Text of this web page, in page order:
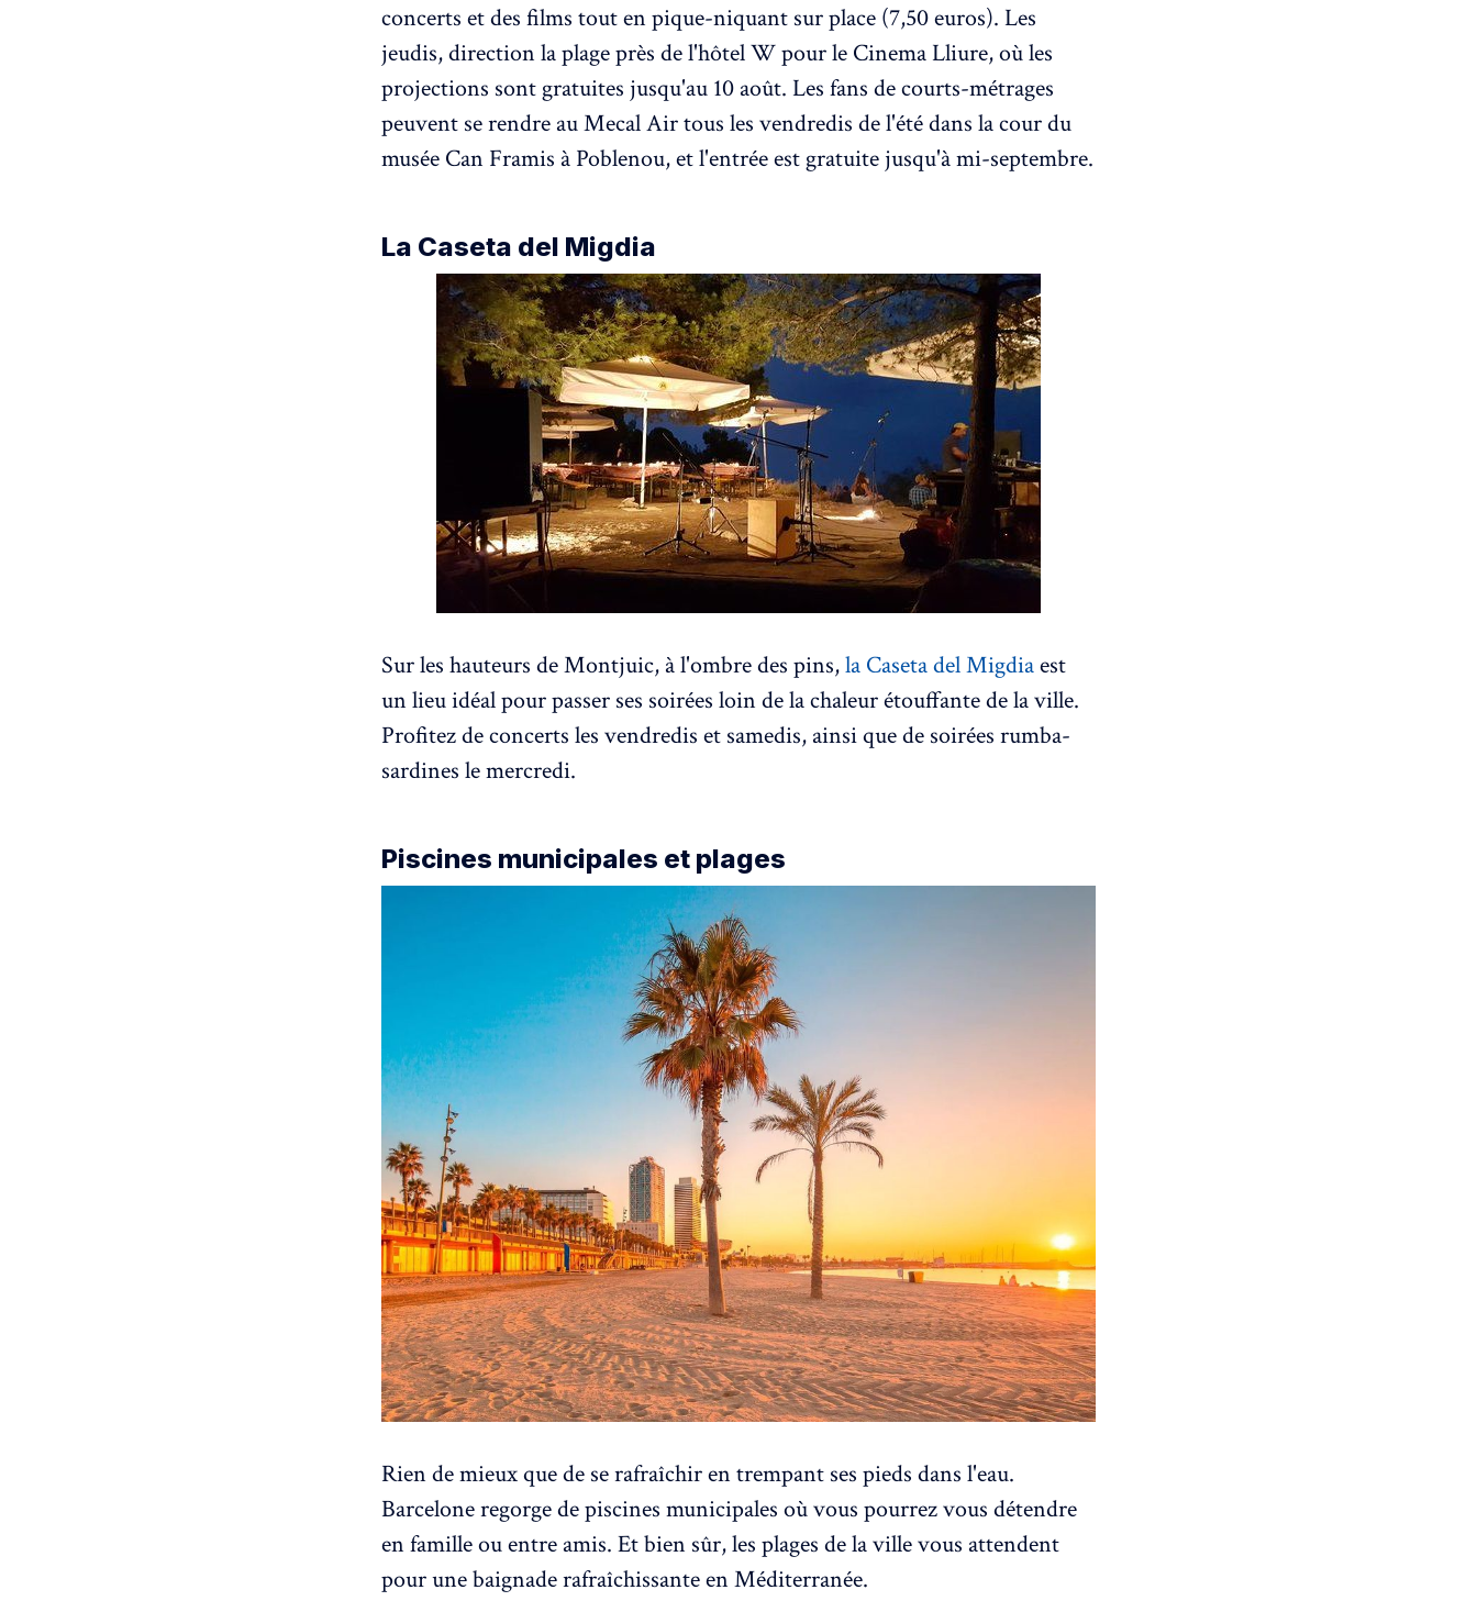
concerts et des films tout en pique-niquant sur place (7,50 euros). Les
jeudis, direction la plage près de l'hôtel W pour le Cinema Lliure, où les
projections sont gratuites jusqu'au 10 août. Les fans de courts-métrages
peuvent se rendre au Mecal Air tous les vendredis de l'été dans la cour du
musée Can Framis à Poblenou, et l'entrée est gratuite jusqu'à mi-septembre.
La Caseta del Migdia
Sur les hauteurs de Montjuic, à l'ombre des pins,la Caseta del Migdiaest
un lieu idéal pour passer ses soirées loin de la chaleur étouffante de la ville.
Profitez de concerts les vendredis et samedis, ainsi que de soirées rumba-
sardines le mercredi.
Piscines municipales et plages
Rien de mieux que de se rafraîchir en trempant ses pieds dans l'eau.
Barcelone regorge de piscines municipales où vous pourrez vous détendre
en famille ou entre amis. Et bien sûr, les plages de la ville vous attendent
pour une baignade rafraîchissante en Méditerranée.